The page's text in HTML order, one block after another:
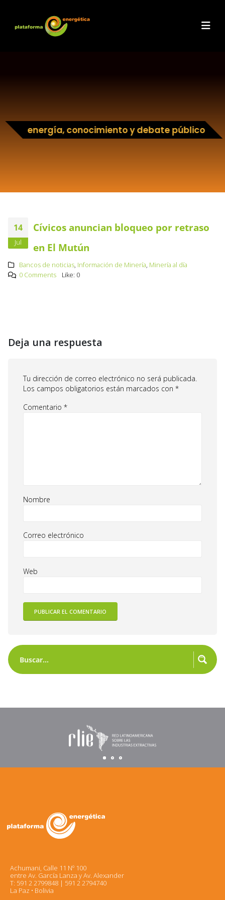
energía, conocimiento y debate público
14
Jul
Cívicos anuncian bloqueo por retraso
en El Mutún
Bancos de noticias, Información de Minería, Minería al día
0 Comments
Like: 0
Deja una respuesta
Tu dirección de correo electrónico no será publicada.
Los campos obligatorios están marcados con *
Comentario *
Nombre
Correo electrónico
Web
Achumani, Calle 11 Nº 100
entre Av. García Lanza y Av. Alexander
T: 591 2 2799848 | 591 2 2794740
La Paz • Bolivia